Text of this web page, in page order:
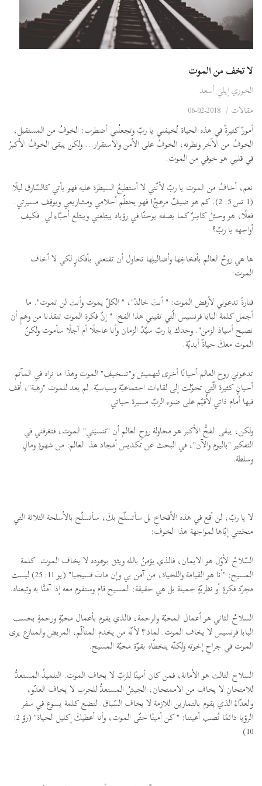
لا تخف من الموت
الخوري إيلي أسعد
مقالات /
أمورٌ كثيرةٌ في هذه الحياة تُخيفني يا ربّ وتجعلُني أضطرب: الخوفُ من المستقبل،
الخوفُ من الآخر ونظرته، الخوفُ على الأمن والاستقرار... ولكن يبقى الخوفُ الأكبرُ
في قلبي هو خوفي من الموت.
نعم، أخافُ من الموت يا ربّ لأنّني لا أستطيعُ السيطرة عليه فهو يأتي كالسّارق ليلًا
(1 تس 5: 2). كم هو ضيفٌ مزعجٌ! فهو يحطّم أحلامي ومشاريعي ويوقِف مسيرتي.
فعلًا، هو وحشُ كاسِرٌ كما يصفه يوحنّا في رؤياه يبتلعني ويبتلع أحبّاء لي. فكيف
أواجهه يا ربّ؟
ها هي روحُ العالم بأفخاخِها وأضاليلِها تحاول أن تقنعني بأفكارٍ لكي لا أخاف
الموت:
فتارةً تدعوني لأرفض الموت: " أنتَ خالدٌ"، " الكلّ يموت وأنت لن تموت". ما
أجمل كلمة البابا فرنسيس الّتي تقيني هذا الفخ: " إنّ فكرة الموت تنقذنا من وهمِ أن
نصبح أسيادَ الزمن". وحدك يا ربّ سيّدُ الزمان وأنا عاجلًا أم آجلًا سأموت ولكنّ
الموت معكَ حياةٌ أبديّة.
تدعوني روح العالم أحيانًا أخرى لتهميش و"تسخيف" الموت وهذا ما نراه في المآتم
أحيانٍ كثيرة الّتي تحوّلت إلى لقاءات اجتماعيّة وسياسيّة. لم يعد للموت "رهبة"، أقف
فيها أمام ذاتي لأقيّم على ضوء الربّ مسيرة حياتي.
ولكن، يبقى الفخُّ الأكبر هو محاولة روحِ العالم أن "تنسيَني" الموت، فتغرقني في
التفكير "باليوم والآن"، في البحث عن تكديس أمجاد هذا العالم: من شهوةٍ ومالٍ
وسلطة.
لا يا ربّ، لن أقع في هذه الأفخاخِ بل سأتسلّح بكَ، سأتسلّح بالأسلحة الثلاثة التي
منحَتني إيّاها لمواجهة هذا الخوف:
السّلاحُ الأوّل هو الايمان، فالذي يؤمنُ بالله ويثق بوعوده لا يخاف الموت. كلمة
المسيح: "أنا هو القيامة واللحياة، من آمن بي وإن ماتَ فسيحيا" (يو 11: 25) ليست
مجرّد فكرةٍ أو نظريّةٍ جميلة بل هي حقيقة: المسيح قام وسنقوم معه إذا آمنَّا به وتبعناه.
السلاحُ الثاني هو أعمال المحبّة والرحمة، فالذي يقوم بأعمال محبّةٍ ورحمةٍ بحسب
البابا فرنسيس لا يخاف الموت. لماذا؟ لأنّه من يخدم المتألّم، المريض والمنازع يرى
الموت في جراحِ إخوته ولكنّه يتخطّاه بقوّة محبّة المسيح.
السلاح الثالث هو الأمانة، فمن كان أمينًا للربّ لا يخاف الموت. التلميذُ المستعدُّ
للامتحانِ لا يخاف من الاممتحان، الجيشُ المستعدُّ للحرب لا يخاف العدّو،
والعدّاءُ الذي يقوم بالتمارين اللازمة لا يخاف السّباق. لنضع كلمة يسوع في سفر
الرؤيا دائمًا نُصب أعيننا: " كن أمينًا حتّى الموت، وأنا أعطيكَ إكليل الحياة" (رؤ 2:
10)